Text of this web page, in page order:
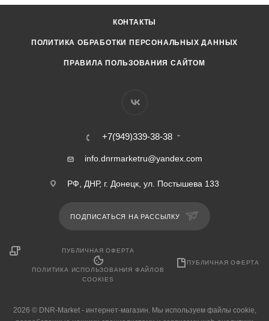
КОНТАКТЫ
ПОЛИТИКА ОБРАБОТКИ ПЕРСОНАЛЬНЫХ ДАННЫХ
ПРАВИЛА ПОЛЬЗОВАНИЯ САЙТОМ
+7(949)339-38-38
info.dnrmarketru@yandex.com
РФ, ДНР, г. Донецк, ул. Постышева 133
ПОДПИСАТЬСЯ НА РАССЫЛКУ
ПУБЛИЧНАЯ ОФЕРТА
ПОЛИТИКА ИСПОЛЬЗОВАНИЯ ФАЙЛОВ
COOKIES
ПУБЛИЧНАЯ ОФЕРТА
2026 © DNR-Market - интернет-магазин. Мы используем файлы cookie,